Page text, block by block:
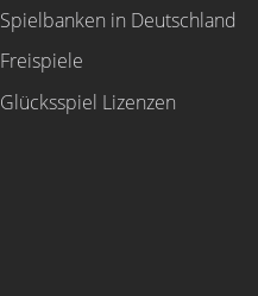
Spielbanken in Deutschland
Freispiele
Glücksspiel Lizenzen